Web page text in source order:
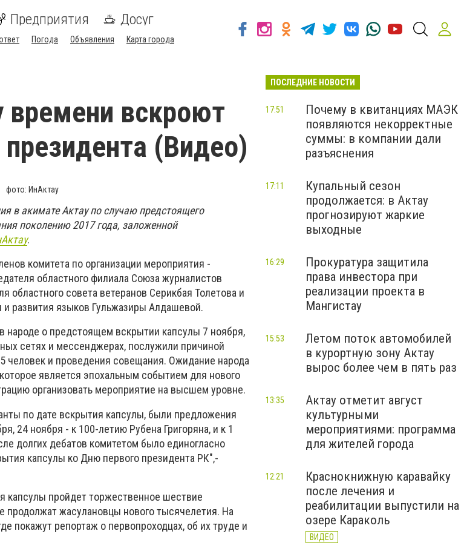
Предприятия Досуг
Погода Объявления Карта города
времени вскроют
(Видео)
фото: ИнАктау
в акимате Актау по случаю предстоящего
поколению 2017 года, заложенной
.
комитета по организации мероприятия -
областного филиала Союза журналистов
областного совета ветеранов Серикбая Толетова и
и развития языков Гульжазиры Алдашевой.
народе о предстоящем вскрытии капсулы 7 ноября,
сетях и мессенджерах, послужили причиной
человек и проведения совещания. Ожидание народа
является эпохальным событием для нового
организовать мероприятие на высшем уровне.
по дате вскрытия капсулы, были предложения
24 ноября - к 100-летию Рубена Григоряна, и к 1
долгих дебатов комитетом было единогласно
капсулы ко Дню первого президента РК",-
капсулы пройдет торжественное шествие
продолжат жасулановцы нового тысячелетия. На
покажут репортаж о первопроходцах, об их труде и
ПОСЛЕДНИЕ НОВОСТИ
Почему в квитанциях МАЭК
появляются некорректные
суммы: в компании дали
разъяснения
17:51
Купальный сезон
продолжается: в Актау
прогнозируют жаркие
выходные
17:11
Прокуратура защитила
права инвестора при
реализации проекта в
Мангистау
16:29
Летом поток автомобилей
в курортную зону Актау
вырос более чем в пять раз
15:53
Актау отметит август
культурными
мероприятиями: программа
для жителей города
13:35
Краснокнижную каравайку
после лечения и
реабилитации выпустили на
озере Караколь
ВИДЕО
12:21